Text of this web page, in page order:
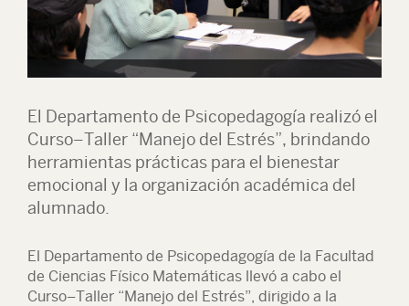
El Departamento de Psicopedagogía realizó el
Curso–Taller “Manejo del Estrés”, brindando
herramientas prácticas para el bienestar
emocional y la organización académica del
alumnado.
El Departamento de Psicopedagogía de la Facultad
de Ciencias Físico Matemáticas llevó a cabo el
Curso–Taller “Manejo del Estrés”, dirigido a la